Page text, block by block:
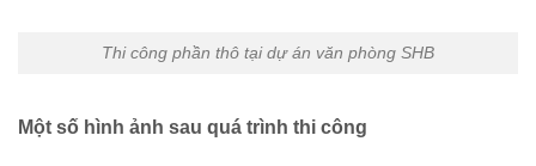
Thi công phần thô tại dự án văn phòng SHB
Một số hình ảnh sau quá trình thi công